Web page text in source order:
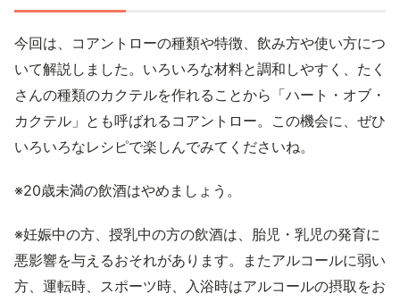
今回は、コアントローの種類や特徴、飲み方や使い方につ
いて解説しました。いろいろな材料と調和しやすく、たく
さんの種類のカクテルを作れることから「ハート・オブ・
カクテル」とも呼ばれるコアントロー。この機会に、ぜひ
いろいろなレシピで楽しんでみてくださいね。
※20歳未満の飲酒はやめましょう。
※妊娠中の方、授乳中の方の飲酒は、胎児・乳児の発育に
悪影響を与えるおそれがあります。またアルコールに弱い
方、運転時、スポーツ時、入浴時はアルコールの摂取をお